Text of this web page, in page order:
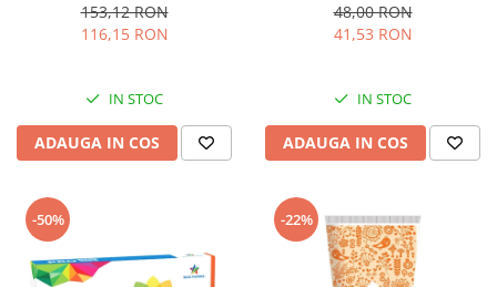
153,12 RON
116,15 RON
IN STOC
ADAUGA IN COS
48,00 RON
41,53 RON
IN STOC
ADAUGA IN COS
-50% -22%